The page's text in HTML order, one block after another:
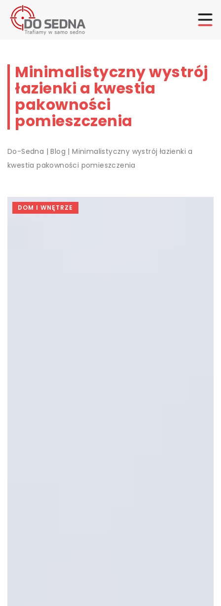
Minimalistyczny wystrój
łazienki a kwestia
pakowności
pomieszczenia
Do-Sedna |Blog |Minimalistyczny wystrój łazienki a
kwestia pakowności pomieszczenia
DOM I WNĘTRZE